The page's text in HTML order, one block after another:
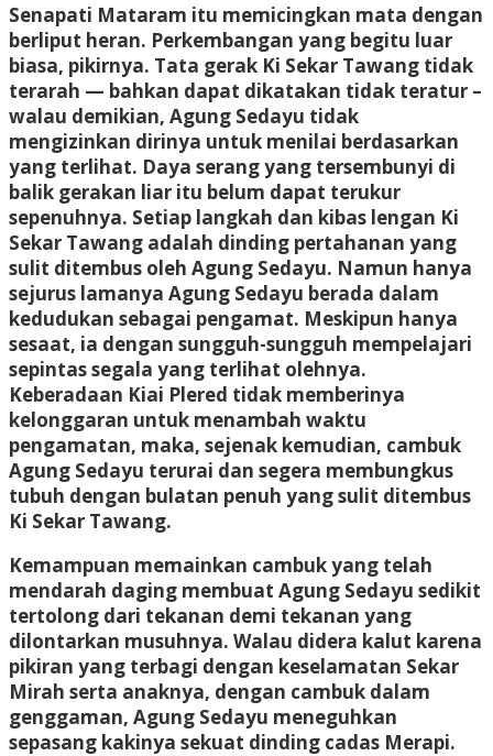
Senapati Mataram itu memicingkan mata dengan
berliput heran. Perkembangan yang begitu luar
biasa, pikirnya. Tata gerak Ki Sekar Tawang tidak
terarah — bahkan dapat dikatakan tidak teratur –
walau demikian, Agung Sedayu tidak
mengizinkan dirinya untuk menilai berdasarkan
yang terlihat. Daya serang yang tersembunyi di
balik gerakan liar itu belum dapat terukur
sepenuhnya. Setiap langkah dan kibas lengan Ki
Sekar Tawang adalah dinding pertahanan yang
sulit ditembus oleh Agung Sedayu. Namun hanya
sejurus lamanya Agung Sedayu berada dalam
kedudukan sebagai pengamat. Meskipun hanya
sesaat, ia dengan sungguh-sungguh mempelajari
sepintas segala yang terlihat olehnya.
Keberadaan Kiai Plered tidak memberinya
kelonggaran untuk menambah waktu
pengamatan, maka, sejenak kemudian, cambuk
Agung Sedayu terurai dan segera membungkus
tubuh dengan bulatan penuh yang sulit ditembus
Ki Sekar Tawang.
Kemampuan memainkan cambuk yang telah
mendarah daging membuat Agung Sedayu sedikit
tertolong dari tekanan demi tekanan yang
dilontarkan musuhnya. Walau didera kalut karena
pikiran yang terbagi dengan keselamatan Sekar
Mirah serta anaknya, dengan cambuk dalam
genggaman, Agung Sedayu meneguhkan
sepasang kakinya sekuat dinding cadas Merapi.